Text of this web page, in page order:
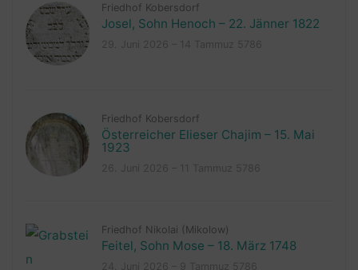
Friedhof Kobersdorf
Josel, Sohn Henoch – 22. Jänner 1822
Friedhof Kobersdorf
Österreicher Elieser Chajim – 15. Mai
1923
Friedhof Nikolai (Mikolow)
Feitel, Sohn Mose – 18. März 1748